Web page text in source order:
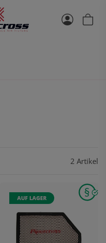
2 Artikel
AUF LAGER